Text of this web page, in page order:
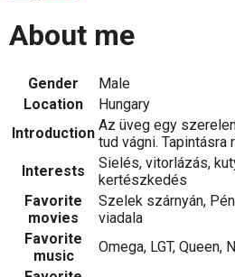
About me
Gender
Male
Location
Hungary
Introduction Az üveg egy
tud vágni. Tapintásra
Interests
Sielés, vitorlázás,
kertészkedés
Favorite
movies
Szelek szárnyán,
viadala
Favorite
music
Omega, LGT, Queen,